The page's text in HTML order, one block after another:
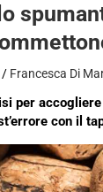
Francesca Di
per
con il